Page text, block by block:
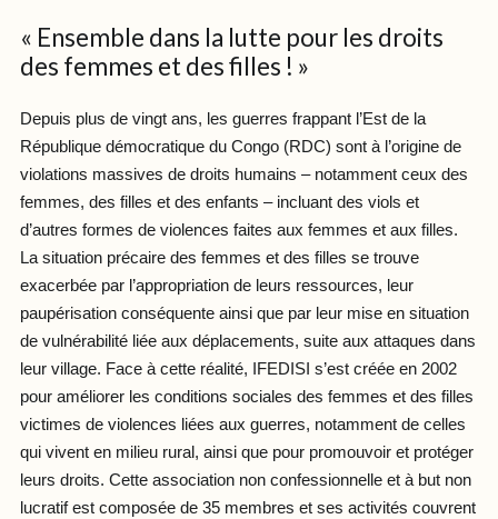
« Ensemble dans la lutte pour les droits
des femmes et des filles ! »
Depuis plus de vingt ans, les guerres frappant l’Est de la
République démocratique du Congo (RDC) sont à l’origine de
violations massives de droits humains – notamment ceux des
femmes, des filles et des enfants – incluant des viols et
d’autres formes de violences faites aux femmes et aux filles.
La situation précaire des femmes et des filles se trouve
exacerbée par l’appropriation de leurs ressources, leur
paupérisation conséquente ainsi que par leur mise en situation
de vulnérabilité liée aux déplacements, suite aux attaques dans
leur village. Face à cette réalité, IFEDISI s’est créée en 2002
pour améliorer les conditions sociales des femmes et des filles
victimes de violences liées aux guerres, notamment de celles
qui vivent en milieu rural, ainsi que pour promouvoir et protéger
leurs droits. Cette association non confessionnelle et à but non
lucratif est composée de 35 membres et ses activités couvrent